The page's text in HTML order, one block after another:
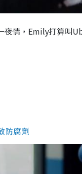
情，Emily打算叫
防腐劑